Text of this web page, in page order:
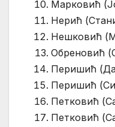
Марковић
Нерић
Нешковић
Обреновић
Перишић
Перишић
Петковић
Петковић